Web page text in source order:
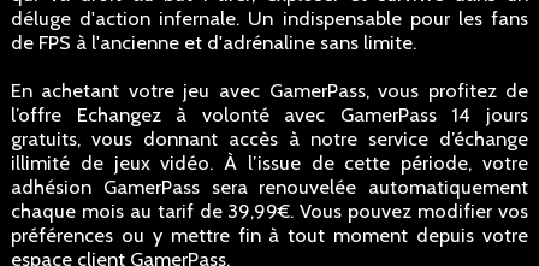
déluge d'action infernale. Un indispensable pour les fans
de FPS à l'ancienne et d'adrénaline sans limite.
En achetant votre jeu avec GamerPass, vous profitez de
l’offre Echangez à volonté avec GamerPass 14 jours
gratuits, vous donnant accès à notre service d’échange
illimité de jeux vidéo. À l’issue de cette période, votre
adhésion GamerPass sera renouvelée automatiquement
chaque mois au tarif de 39,99€. Vous pouvez modifier vos
préférences ou y mettre fin à tout moment depuis votre
espace client GamerPass.